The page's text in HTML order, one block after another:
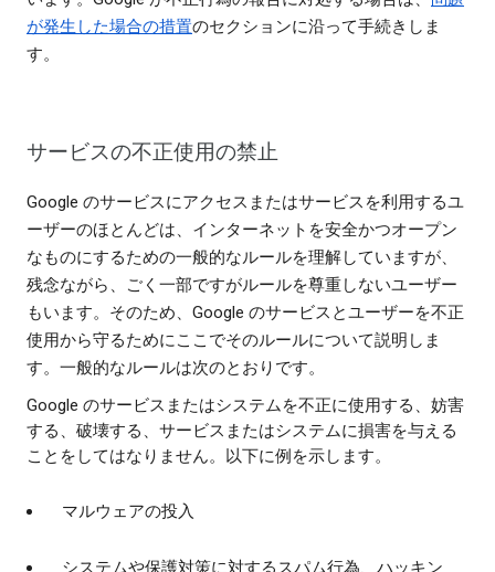
が発生した場合の措置のセクションに沿って手続きしま
す。
サービスの不正使用の禁止
Google のサービスにアクセスまたはサービスを利用するユ
ーザーのほとんどは、インターネットを安全かつオープン
なものにするための一般的なルールを理解していますが、
残念ながら、ごく一部ですがルールを尊重しないユーザー
もいます。そのため、Google のサービスとユーザーを不正
使用から守るためにここでそのルールについて説明しま
す。一般的なルールは次のとおりです。
Google のサービスまたはシステムを不正に使用する、妨害
する、破壊する、サービスまたはシステムに損害を与える
ことをしてはなりません。以下に例を示します。
マルウェアの投入
システムや保護対策に対するスパム行為、ハッキン